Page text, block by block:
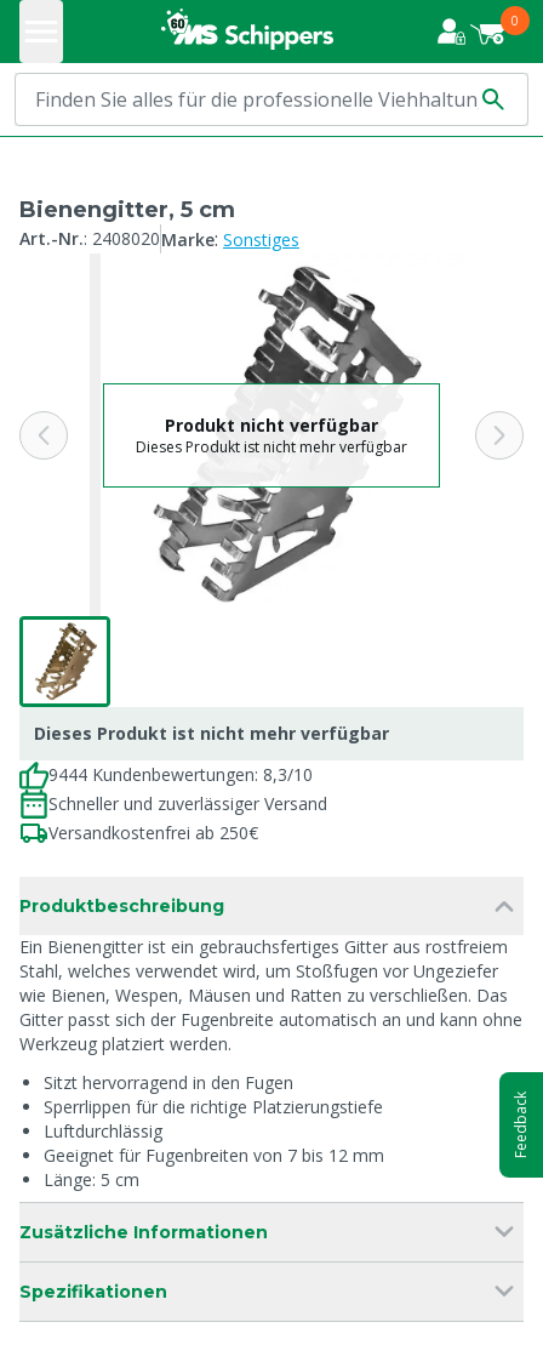
0
Bienengitter, 5 cm
Art.-Nr.: 2408020Marke: Sonstiges
Produkt nicht verfügbar
Dieses Produkt ist nicht mehr verfügbar
Dieses Produkt ist nicht mehr verfügbar
9444 Kundenbewertungen: 8,3/10
Schneller und zuverlässiger Versand
Versandkostenfrei ab 250€
Produktbeschreibung
Ein Bienengitter ist ein gebrauchsfertiges Gitter aus rostfreiem
Stahl, welches verwendet wird, um Stoßfugen vor Ungeziefer
wie Bienen, Wespen, Mäusen und Ratten zu verschließen. Das
Gitter passt sich der Fugenbreite automatisch an und kann ohne
Werkzeug platziert werden.
Sitzt hervorragend in den Fugen
Sperrlippen für die richtige Platzierungstiefe
Luftdurchlässig
Geeignet für Fugenbreiten von 7 bis 12 mm
Länge: 5 cm
Zusätzliche Informationen
Spezifikationen
Feedback